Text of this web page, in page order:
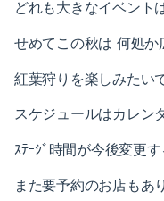
どれも大きなイベント
せめてこの秋は 何処か
紅葉狩りを楽しみたい
スケジュールはカレン
ｽﾃｰｼﾞ時間が今後変更
また要予約のお店もあ